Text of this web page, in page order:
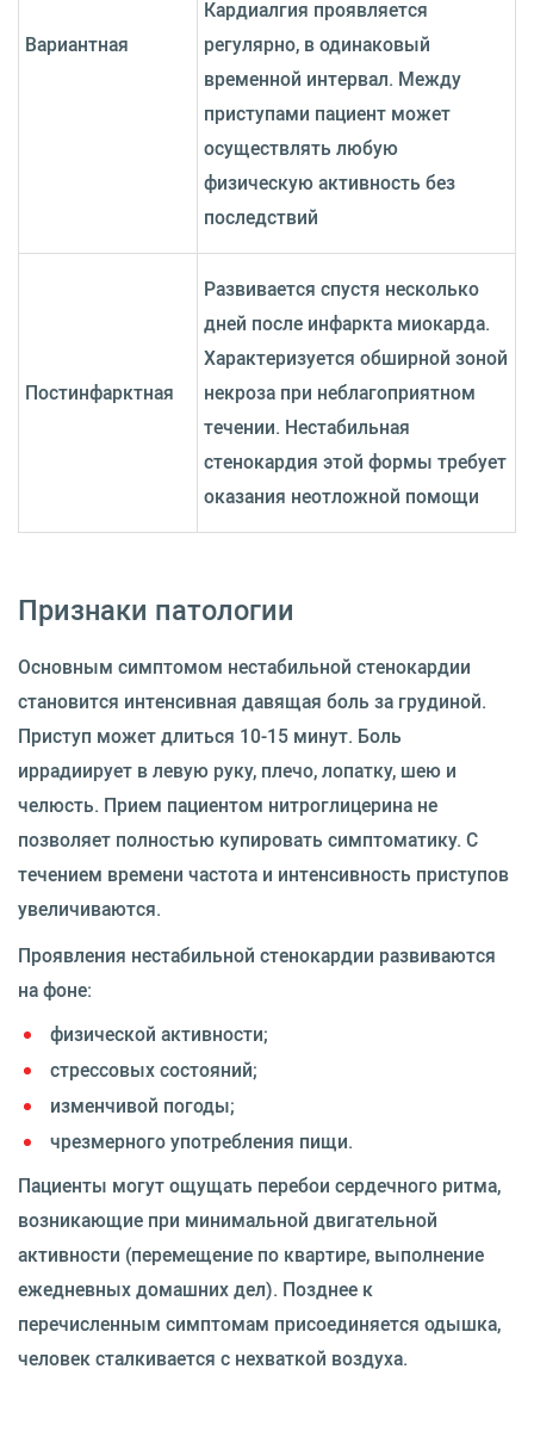
Вариантная
Кардиалгия проявляется
регулярно, в одинаковый
временной интервал. Между
приступами пациент может
осуществлять любую
физическую активность без
последствий
Постинфарктная
Развивается спустя несколько
дней после инфаркта миокарда.
Характеризуется обширной зоной
некроза при неблагоприятном
течении. Нестабильная
стенокардия этой формы требует
оказания неотложной помощи
Признаки патологии
Основным симптомом нестабильной стенокардии
становится интенсивная давящая боль за грудиной.
Приступ может длиться 10-15 минут. Боль
иррадиирует в левую руку, плечо, лопатку, шею и
челюсть. Прием пациентом нитроглицерина не
позволяет полностью купировать симптоматику. С
течением времени частота и интенсивность приступов
увеличиваются.
Проявления нестабильной стенокардии развиваются
на фоне:
физической активности;
стрессовых состояний;
изменчивой погоды;
чрезмерного употребления пищи.
Пациенты могут ощущать перебои сердечного ритма,
возникающие при минимальной двигательной
активности (перемещение по квартире, выполнение
ежедневных домашних дел). Позднее к
перечисленным симптомам присоединяется одышка,
человек сталкивается с нехваткой воздуха.